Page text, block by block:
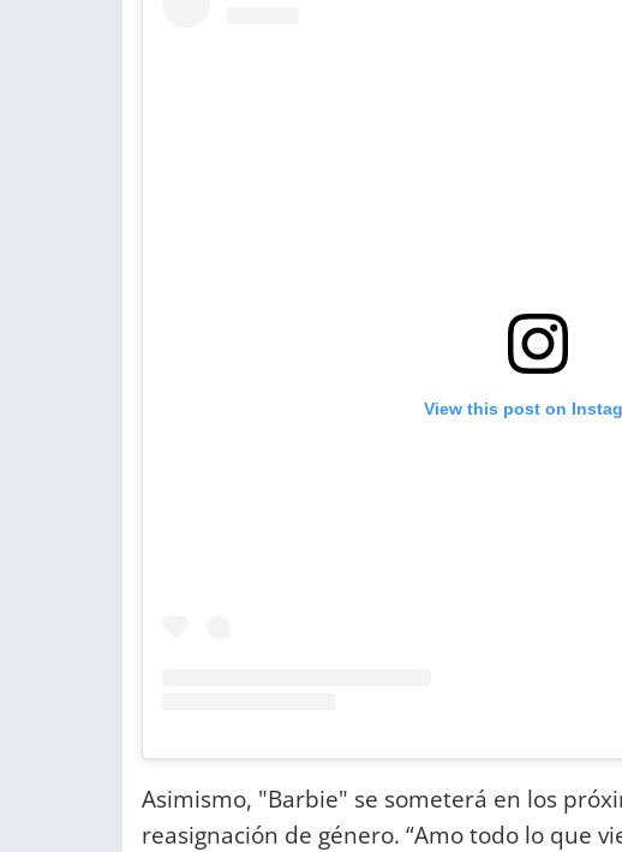
View this post on
Asimismo, "Barbie" se someterá en los
reasignación de género. “Amo todo lo que